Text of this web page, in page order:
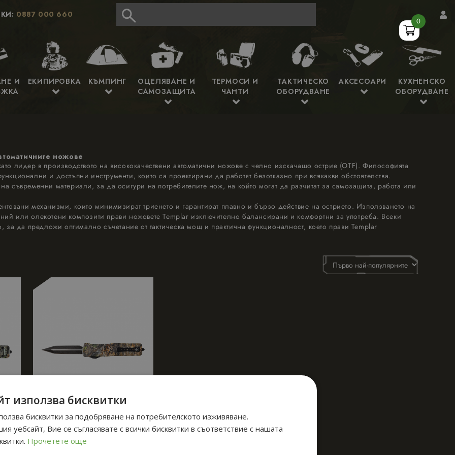
0887 000 660
И
ЕКИПИРОВКА КЪМПИНГ
ОЦЕЛЯВАНЕ И
САМОЗАЩИТА
ТЕРМОСИ И
ЧАНТИ
ТАКТИЧЕСКО
ОБОРУДВАНЕ
АКСЕСОАРИ
КУХНЕНСКО
ОБОРУДВАНЕ
ножове
лидер в производството на висококачествени автоматични ножове с челно изскачащо острие (OTF). Философията
и достъпни инструменти, които са проектирани да работят безотказно при всякакви обстоятелства.
съвременни материали, за да осигури на потребителите нож, на който могат да разчитат за самозащита, работа или
механизми, които минимизират триенето и гарантират плавно и бързо действие на острието. Използването на
или олекотени композити прави ножовете Templar изключително балансирани и комфортни за употреба. Всеки
за да предложи оптимално съчетание от тактическа мощ и практична функционалност, което прави Templar
7 ДНИ ДОСТАВКА
Автоматичен нож OTF
0
използва бисквитки
бисквитки за подобряване на потребителското изживяване.
уебсайт, Вие се съгласявате с всички бисквитки в съответствие с нашата
Прочетете още